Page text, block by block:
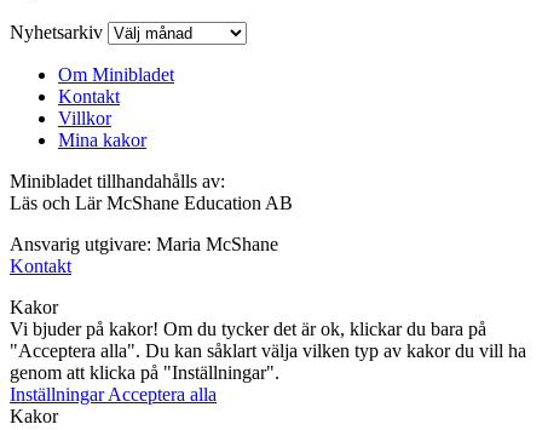
Nyhetsarkiv
Om Minibladet
Kontakt
Villkor
Mina kakor
Minibladet tillhandahålls av:
Läs och Lär McShane Education AB
Ansvarig utgivare: Maria McShane
Kontakt
Kakor
Vi bjuder på kakor! Om du tycker det är ok, klickar du bara på
"Acceptera alla". Du kan såklart välja vilken typ av kakor du vill ha
genom att klicka på "Inställningar".
InställningarAcceptera alla
Kakor